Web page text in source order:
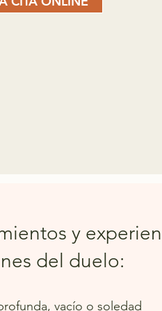
y
del duelo:
vacío o soledad